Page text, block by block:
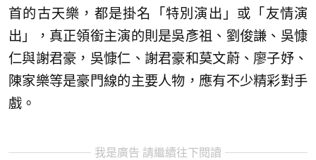
首的古天樂，都是掛名「特別演出」或「友情演
出」，真正領銜主演的則是吳彥祖、劉俊謙、吳慷
仁與謝君豪，吳慷仁、謝君豪和莫文蔚、廖子妤、
陳家樂等是豪門線的主要人物，應有不少精彩對手
戲。
我是廣告 請繼續往下閱讀